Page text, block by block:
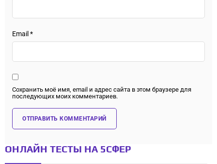
Email *
Сохранить моё имя, email и адрес сайта в этом браузере для
последующих моих комментариев.
ОНЛАЙН ТЕСТЫ НА 5СФЕР